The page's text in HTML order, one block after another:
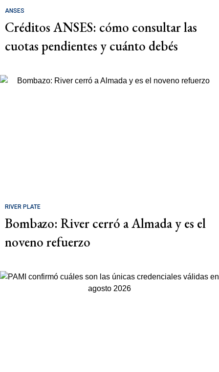
ANSES
Créditos ANSES: cómo consultar las
cuotas pendientes y cuánto debés
RIVER PLATE
Bombazo: River cerró a Almada y es el
noveno refuerzo